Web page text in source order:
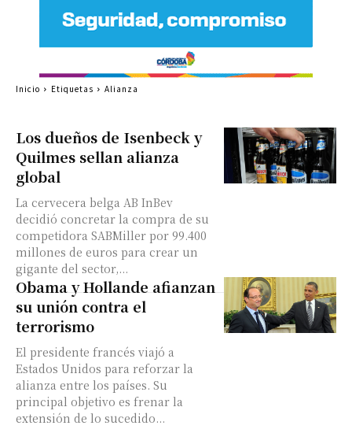
Los dueños de Isenbeck y
Quilmes sellan alianza
global
La cervecera belga AB InBev
decidió concretar la compra de su
competidora SABMiller por 99.400
millones de euros para crear un
gigante del sector,...
Obama y Hollande afianzan
su unión contra el
terrorismo
El presidente francés viajó a
Estados Unidos para reforzar la
alianza entre los países. Su
principal objetivo es frenar la
extensión de lo sucedido...
Inicio Etiquetas Alianza